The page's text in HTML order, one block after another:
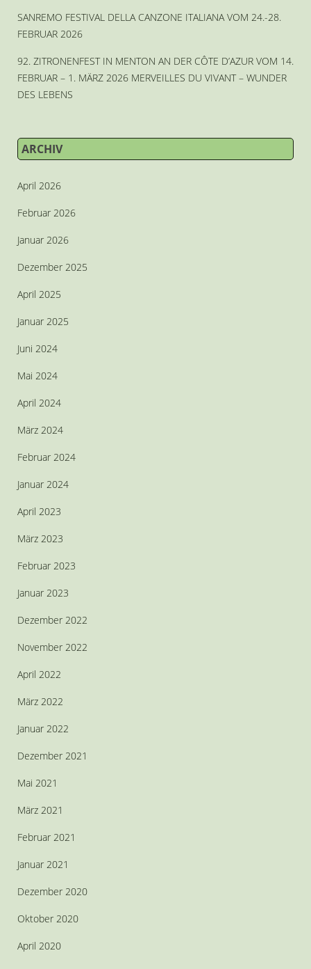
SANREMO FESTIVAL DELLA CANZONE ITALIANA VOM 24.-28.
FEBRUAR 2026
92. ZITRONENFEST IN MENTON AN DER CÔTE D’AZUR VOM 14.
FEBRUAR – 1. MÄRZ 2026 MERVEILLES DU VIVANT – WUNDER
DES LEBENS
ARCHIV
April 2026
Februar 2026
Januar 2026
Dezember 2025
April 2025
Januar 2025
Juni 2024
Mai 2024
April 2024
März 2024
Februar 2024
Januar 2024
April 2023
März 2023
Februar 2023
Januar 2023
Dezember 2022
November 2022
April 2022
März 2022
Januar 2022
Dezember 2021
Mai 2021
März 2021
Februar 2021
Januar 2021
Dezember 2020
Oktober 2020
April 2020